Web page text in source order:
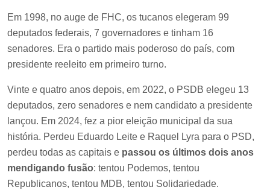
Em 1998, no auge de FHC, os tucanos elegeram 99
deputados federais, 7 governadores e tinham 16
senadores. Era o partido mais poderoso do país, com
presidente reeleito em primeiro turno.
Vinte e quatro anos depois, em 2022, o PSDB elegeu 13
deputados, zero senadores e nem candidato a presidente
lançou. Em 2024, fez a pior eleição municipal da sua
história. Perdeu Eduardo Leite e Raquel Lyra para o PSD,
perdeu todas as capitais e passou os últimos dois anos
mendigando fusão: tentou Podemos, tentou
Republicanos, tentou MDB, tentou Solidariedade.